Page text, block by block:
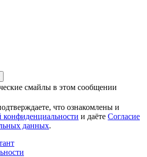
смайлы в этом сообщении
что ознакомлены и
конфиденциальности и даёте Согласие
данных.